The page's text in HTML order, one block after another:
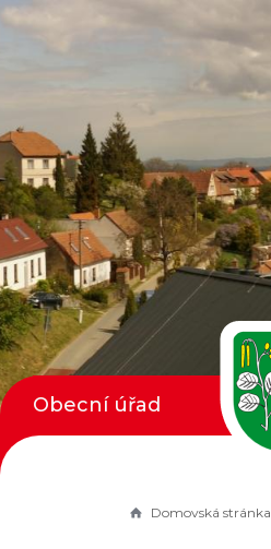
Domovská stránka
Obecní úřad